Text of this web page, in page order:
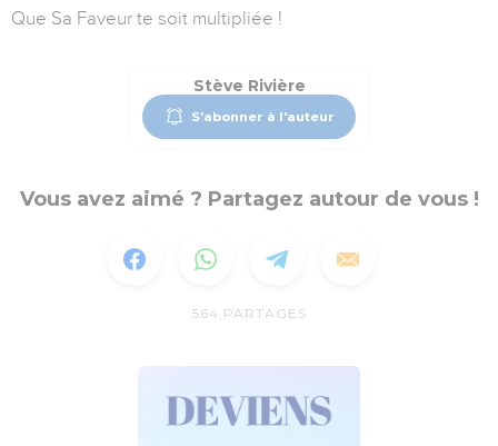
Que Sa Faveur te soit multipliée !
Stève Rivière
S'abonner à l'auteur
Vous avez aimé ? Partagez autour de vous !
564 PARTAGES